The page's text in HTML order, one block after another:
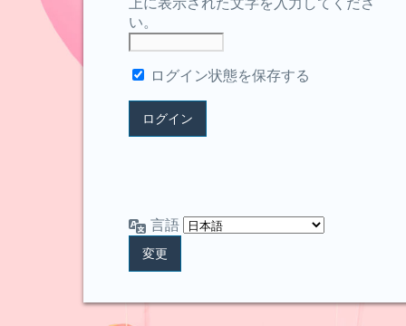
上に表示された文字を入力してくださ
い。
ログイン状態を保存する
言語